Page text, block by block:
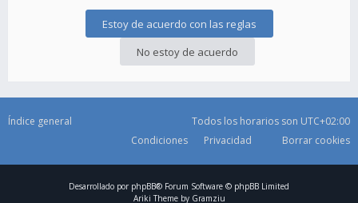
Índice general Todos los horarios son UTC+02:00
Borrar cookies
Privacidad
Condiciones
Desarrollado por phpBB® Forum Software © phpBB Limited
Ariki Theme by Gramziu